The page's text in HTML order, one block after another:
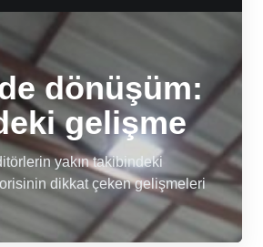
dönüşüm:
gelişme
yakın takibindeki
dikkat çeken gelişmeleri